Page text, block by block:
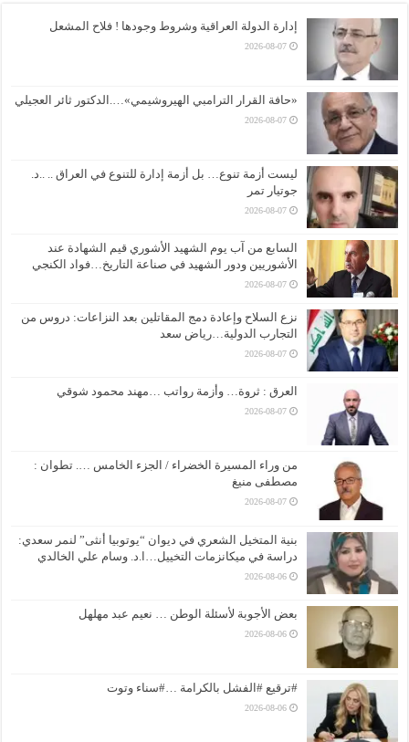
إدارة الدولة العراقية وشروط وجودها ! فلاح المشعل
2026-08-07
«حافة القرار الترامبي الهيروشيمي»….الدكتور ثائر العجيلي
2026-08-07
ليست أزمة تنوع… بل أزمة إدارة للتنوع في العراق .. ..د.
جوتيار تمر
2026-08-07
السابع من آب يوم الشهيد الأشوري قيم الشهادة عند
الأشوريين ودور الشهيد في صناعة التاريخ…فواد الكنجي
2026-08-07
نزع السلاح وإعادة دمج المقاتلين بعد النزاعات: دروس من
التجارب الدولية…رياض سعد
2026-08-07
العرق : ثروة… وأزمة رواتب …مهند محمود شوقي
2026-08-07
من وراء المسيرة الخضراء / الجزء الخامس …. تطوان :
مصطفى منيغ
2026-08-07
بنية المتخيل الشعري في ديوان “يوتوبيا أنثى” لنمر سعدي:
دراسة في ميكانزمات التخييل…ا.د. وسام علي الخالدي
2026-08-06
بعض الأجوبة لأسئلة الوطن … نعيم عبد مهلهل
2026-08-06
#ترقيع #الفشل بالكرامة …#سناء وتوت
2026-08-06